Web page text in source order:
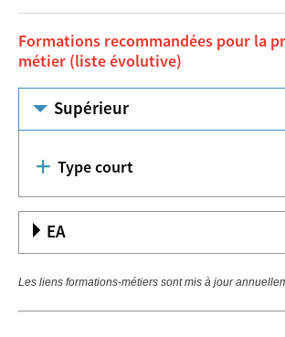
Formations recommandées pour la
métier (liste évolutive)
Supérieur
Type court
EA
Les liens formations-métiers sont mis à jour